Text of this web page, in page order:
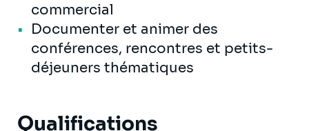
commercial
Documenter et animer des
conférences, rencontres et petits-
déjeuners thématiques
Qualifications